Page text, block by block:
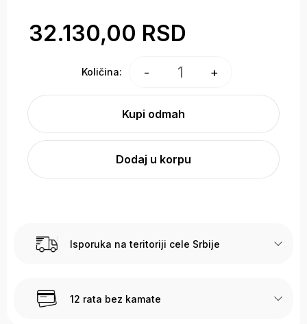
32.130,00 RSD
Količina: - 1 +
Kupi odmah
Dodaj u korpu
Isporuka na teritoriji cele Srbije
12 rata bez kamate